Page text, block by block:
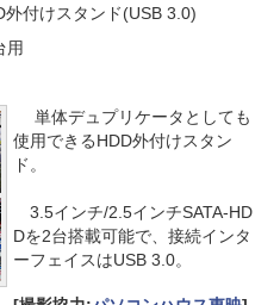
付けスタンド(USB 3.0)
用
単体デュプリケータとしても
使用できるHDD外付けスタン
ド。
3.5インチ/2.5インチSATA-HD
Dを2台搭載可能で、接続インタ
ーフェイスはUSB 3.0。